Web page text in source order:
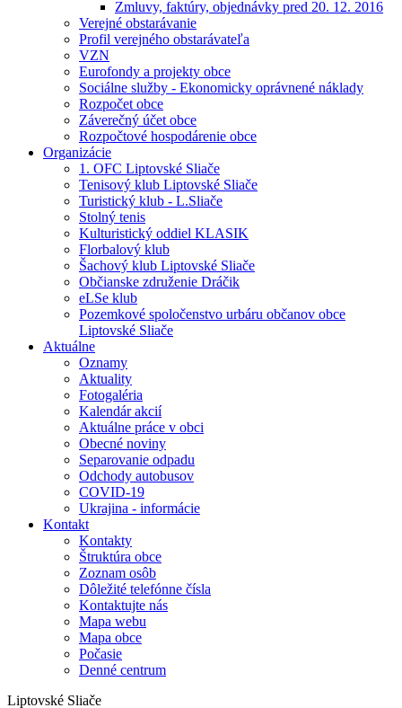
Zmluvy, faktúry, objednávky pred 20. 12. 2016
Verejné obstarávanie
Profil verejného obstarávateľa
VZN
Eurofondy a projekty obce
Sociálne služby - Ekonomicky oprávnené náklady
Rozpočet obce
Záverečný účet obce
Rozpočtové hospodárenie obce
Organizácie
1. OFC Liptovské Sliače
Tenisový klub Liptovské Sliače
Turistický klub - L.Sliače
Stolný tenis
Kulturistický oddiel KLASIK
Florbalový klub
Šachový klub Liptovské Sliače
Občianske združenie Dráčik
eLSe klub
Pozemkové spoločenstvo urbáru občanov obce
Liptovské Sliače
Aktuálne
Oznamy
Aktuality
Fotogaléria
Kalendár akcií
Aktuálne práce v obci
Obecné noviny
Separovanie odpadu
Odchody autobusov
COVID-19
Ukrajina - informácie
Kontakt
Kontakty
Štruktúra obce
Zoznam osôb
Dôležité telefónne čísla
Kontaktujte nás
Mapa webu
Mapa obce
Počasie
Denné centrum
Liptovské Sliače